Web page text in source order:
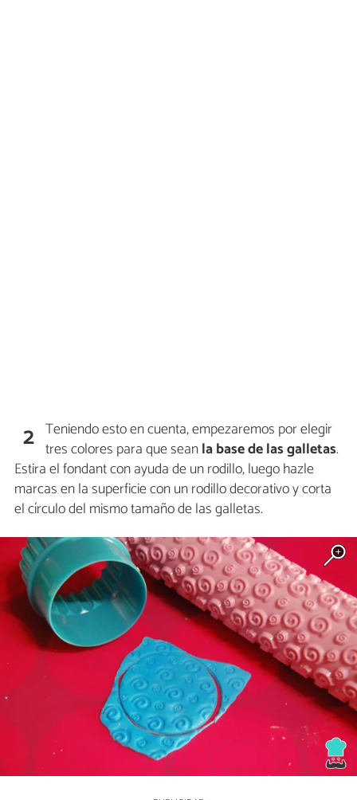
2 Teniendo esto en cuenta, empezaremos por elegir
tres colores para que seanla base de las galletas.
Estira el fondant con ayuda de un rodillo, luego hazle
marcas en la superficie con un rodillo decorativo y corta
el círculo del mismo tamaño de las galletas.